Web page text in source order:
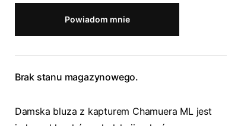
Powiadom mnie
Brak stanu magazynowego.
Damska bluza z kapturem Chamuera ML jest